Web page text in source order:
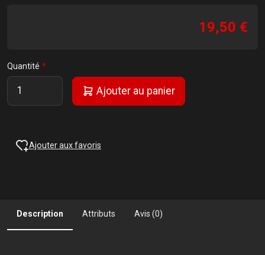
19,50 €
Quantité
Ajouter au panier
Ajouter aux favoris
Description Attributs Avis (0)